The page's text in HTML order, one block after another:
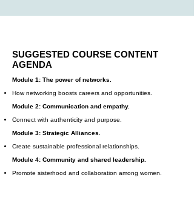
SUGGESTED COURSE CONTENT
AGENDA
Module 1: The power of networks.
How networking boosts careers and opportunities.
Module 2: Communication and empathy.
Connect with authenticity and purpose.
Module 3: Strategic Alliances.
Create sustainable professional relationships.
Module 4: Community and shared leadership.
Promote sisterhood and collaboration among women.